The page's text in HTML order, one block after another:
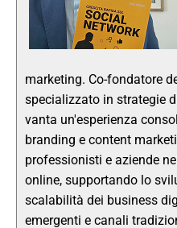
marketing. Co-fondatore
specializzato in strategie
vanta un'esperienza
branding e content
professionisti e aziende
online, supportando lo
scalabilità dei business
emergenti e canali